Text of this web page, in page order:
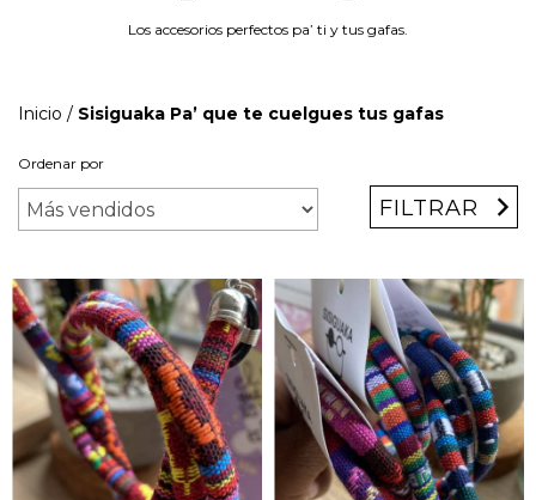
Los accesorios perfectos pa’ ti y tus gafas.
Inicio / Sisiguaka Pa’ que te cuelgues tus gafas
Ordenar por
FILTRAR